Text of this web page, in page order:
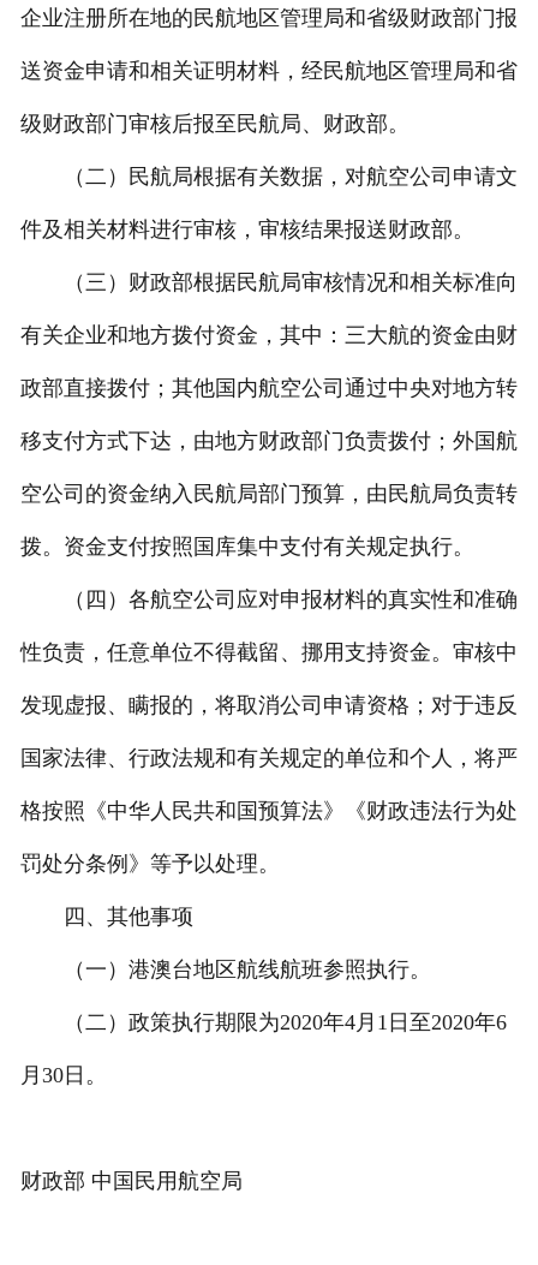
企业注册所在地的民航地区管理局和省级财政部门报
送资金申请和相关证明材料，经民航地区管理局和省
级财政部门审核后报至民航局、财政部。
（二）民航局根据有关数据，对航空公司申请文
件及相关材料进行审核，审核结果报送财政部。
（三）财政部根据民航局审核情况和相关标准向
有关企业和地方拨付资金，其中：三大航的资金由财
政部直接拨付；其他国内航空公司通过中央对地方转
移支付方式下达，由地方财政部门负责拨付；外国航
空公司的资金纳入民航局部门预算，由民航局负责转
拨。资金支付按照国库集中支付有关规定执行。
（四）各航空公司应对申报材料的真实性和准确
性负责，任意单位不得截留、挪用支持资金。审核中
发现虚报、瞒报的，将取消公司申请资格；对于违反
国家法律、行政法规和有关规定的单位和个人，将严
格按照《中华人民共和国预算法》《财政违法行为处
罚处分条例》等予以处理。
四、其他事项
（一）港澳台地区航线航班参照执行。
（二）政策执行期限为2020年4月1日至2020年6
月30日。
财政部 中国民用航空局